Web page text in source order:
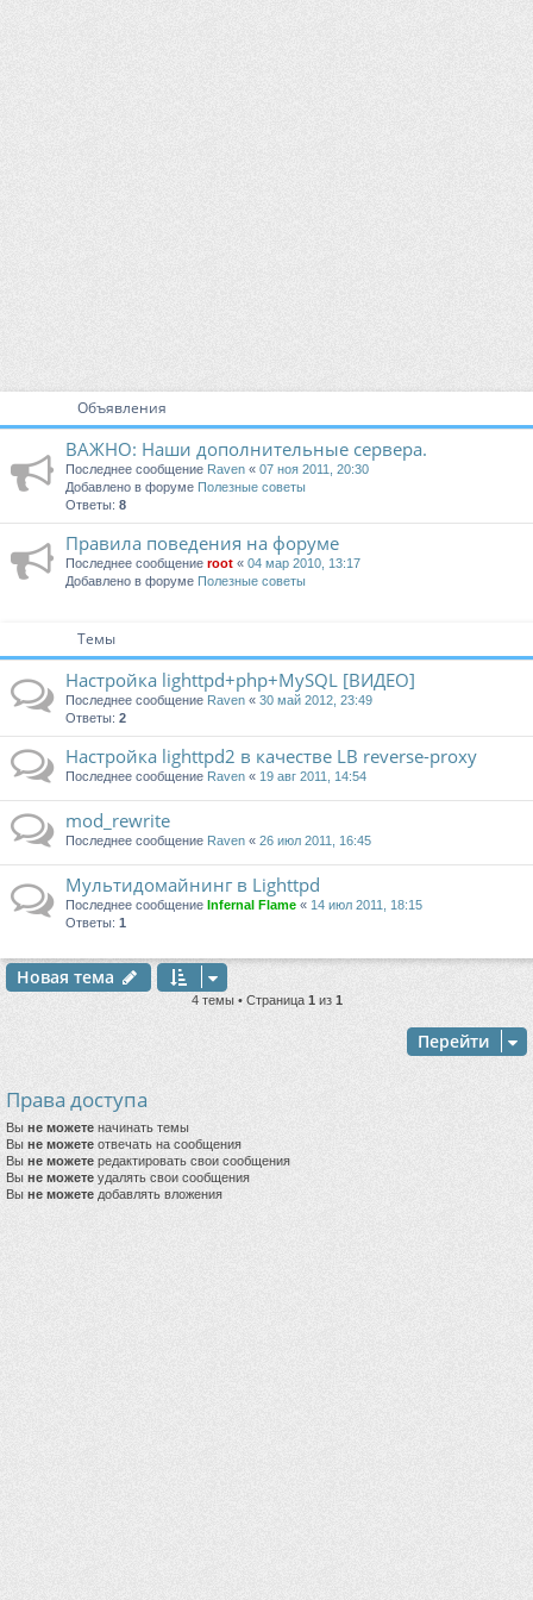
Объявления
ВАЖНО: Наши дополнительные сервера.
Последнее сообщение Raven « 07 ноя 2011, 20:30
Добавлено в форуме Полезные советы
Ответы: 8
Правила поведения на форуме
Последнее сообщение root « 04 мар 2010, 13:17
Добавлено в форуме Полезные советы
Темы
Настройка lighttpd+php+MySQL [ВИДЕО]
Последнее сообщение Raven « 30 май 2012, 23:49
Ответы: 2
Настройка lighttpd2 в качестве LB reverse-proxy
Последнее сообщение Raven « 19 авг 2011, 14:54
mod_rewrite
Последнее сообщение Raven « 26 июл 2011, 16:45
Мультидомайнинг в Lighttpd
Последнее сообщение Infernal Flame « 14 июл 2011, 18:15
Ответы: 1
Новая тема
4 темы • Страница 1из 1
Перейти
Права доступа
Вы не можете начинать темы
Вы не можете отвечать на сообщения
Вы не можете редактировать свои сообщения
Вы не можете удалять свои сообщения
Вы не можете добавлять вложения